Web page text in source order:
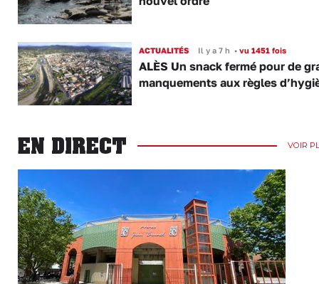
ACTUALITÉS Il y a 7 h •vu 1451 fois
ALÈS Un snack fermé pour de
manquements aux règles
EN DIRECT VOIR